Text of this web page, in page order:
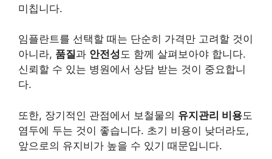
미칩니다.
임플란트를 선택할 때는 단순히 가격만 고려할 것이
아니라, 품질과 안전성도 함께 살펴보아야 합니다.
신뢰할 수 있는 병원에서 상담 받는 것이 중요합니
다.
또한, 장기적인 관점에서 보철물의 유지관리 비용도
염두에 두는 것이 좋습니다. 초기 비용이 낮더라도,
앞으로의 유지비가 높을 수 있기 때문입니다.